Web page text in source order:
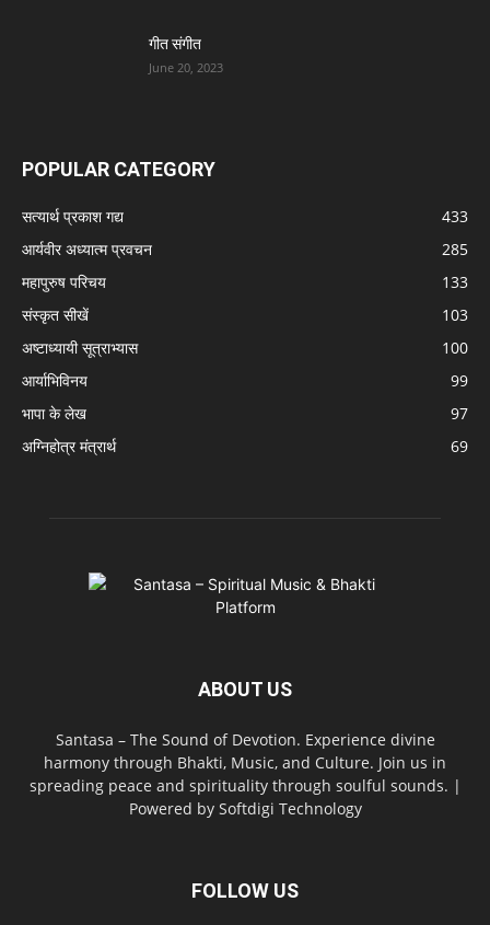
गीत संगीत
June 20, 2023
POPULAR CATEGORY
सत्यार्थ प्रकाश गद्य
433
आर्यवीर अध्यात्म प्रवचन
285
महापुरुष परिचय
133
संस्कृत सीखें
103
अष्टाध्यायी सूत्राभ्यास
100
आर्याभिविनय
99
भापा के लेख
97
अग्निहोत्र मंत्रार्थ
69
ABOUT US
Santasa – The Sound of Devotion. Experience divine
harmony through Bhakti, Music, and Culture. Join us in
spreading peace and spirituality through soulful sounds. |
Powered by Softdigi Technology
FOLLOW US